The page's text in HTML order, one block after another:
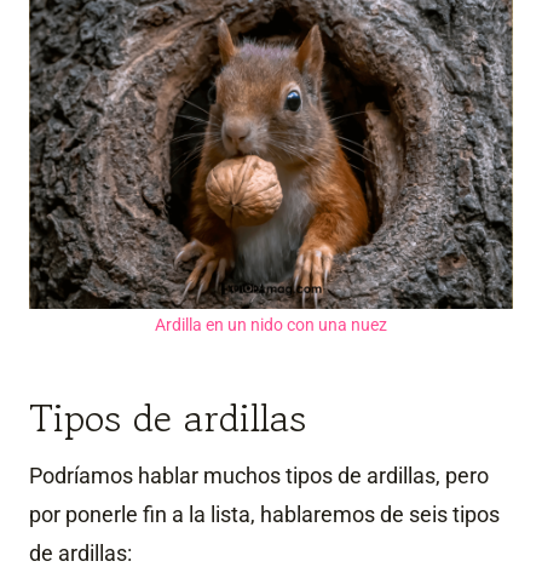
Ardilla en un nido con una nuez
Tipos de ardillas
Podríamos hablar muchos tipos de ardillas, pero
por ponerle fin a la lista, hablaremos de seis tipos
de ardillas: